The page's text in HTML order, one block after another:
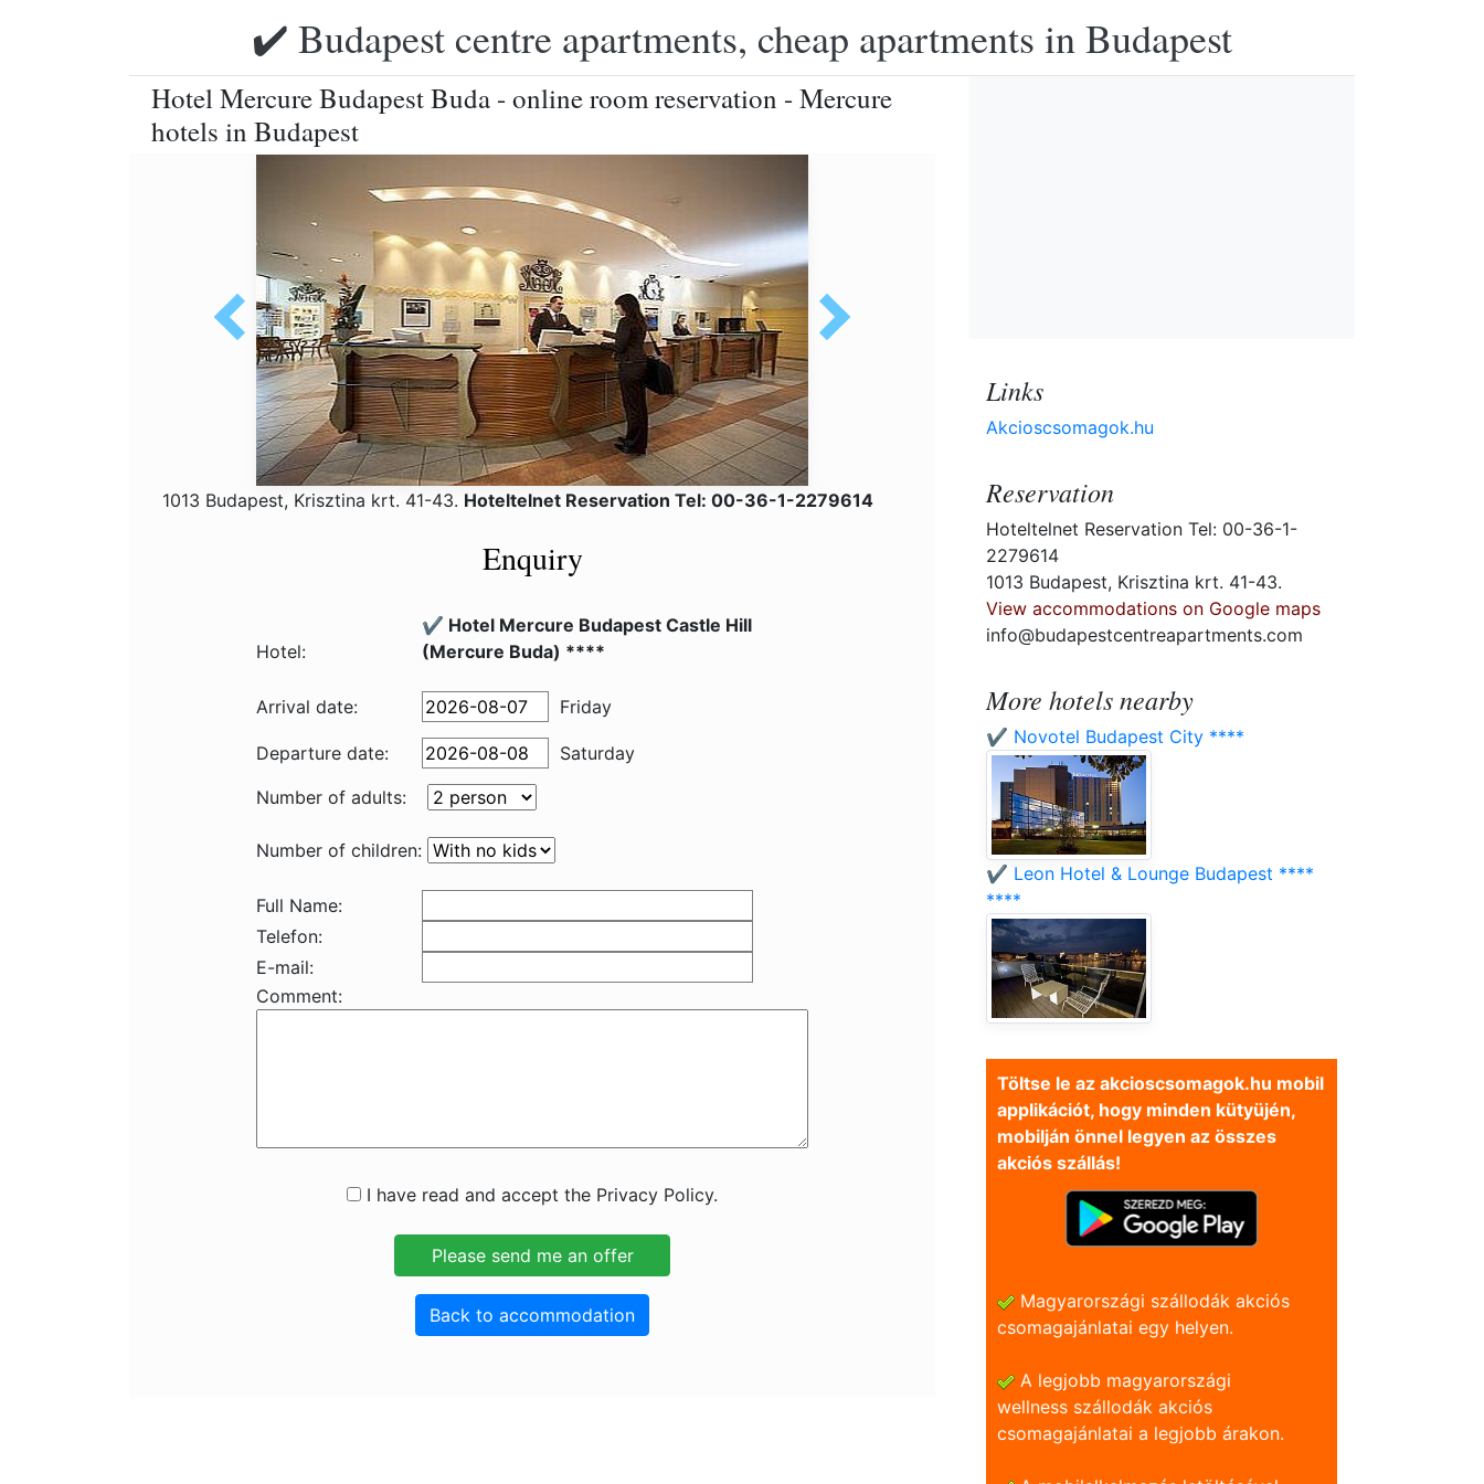
✔️ Budapest centre apartments, cheap apartments in Budapest
Hotel Mercure Budapest Buda - online room reservation - Mercure
hotels in Budapest
1013 Budapest, Krisztina krt. 41-43. Hoteltelnet Reservation Tel: 00-36-1-2279614
Enquiry
Hotel:
✔️ Hotel Mercure Budapest Castle Hill
(Mercure Buda) ****
Arrival date: Friday
Departure date:
Saturday
Number of adults:
Number of children:
Full Name:
Telefon:
E-mail:
Comment:
I have read and accept the Privacy Policy.
Back to accommodation
Links
Akcioscsomagok.hu
Reservation
Hoteltelnet Reservation Tel: 00-36-1-
2279614
1013 Budapest, Krisztina krt. 41-43.
View accommodations on Google maps
info@budapestcentreapartments.com
More hotels nearby
✔️ Novotel Budapest City ****
✔️ Leon Hotel & Lounge Budapest ****
****
Töltse le az akcioscsomagok.hu mobil
applikációt, hogy minden kütyüjén,
mobilján önnel legyen az összes
akciós szállás!
Magyarországi szállodák akciós
csomagajánlatai egy helyen.
A legjobb magyarországi
wellness szállodák akciós
csomagajánlatai a legjobb árakon.